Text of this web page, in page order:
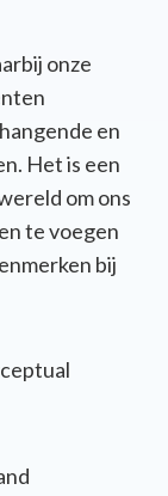
onze
en
Het is een
om ons
te voegen
bij